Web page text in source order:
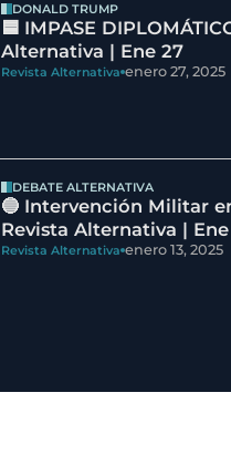
DONALD TRUMP
🟦 IMPASE
Alternativa | Ene 27
Revista Alternativa enero 27, 2025
DEBATE ALTERNATIVA
🔵 Intervención Militar
Revista Alternativa | Ene
Revista Alternativa enero 13, 2025